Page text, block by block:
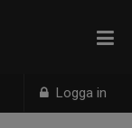
Logga in